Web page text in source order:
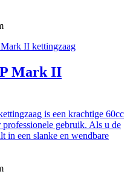
Mark II
is een krachtige 60cc
gebruik. Als u de
in een slanke en wendbare